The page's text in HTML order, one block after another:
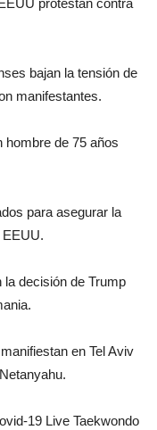
protestan contra
bajan la tensión de
manifestantes.
hombre de 75 años
para asegurar la
decisión de Trump
en Tel Aviv
19 Live Taekwondo